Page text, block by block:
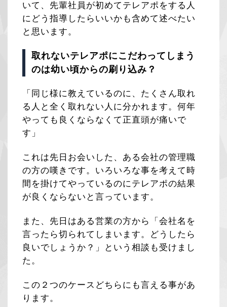
いて、先輩社員が初めてテレアポをする人
にどう指導したらいいかも含めて述べたい
と思います。
取れないテレアポにこだわってしまう
のは幼い頃からの刷り込み？
「同じ様に教えているのに、たくさん取れ
る人と全く取れない人に分かれます。何年
やっても良くならなくて正直頭が痛いで
す」
これは先日お会いした、ある会社の管理職
の方の嘆きです。いろいろな事を考えて時
間を掛けてやっているのにテレアポの結果
が良くならないと言っています。
また、先日はある営業の方から「会社名を
言ったら切られてしまいます。どうしたら
良いでしょうか？」という相談も受けまし
た。
この２つのケースどちらにも言える事があ
ります。